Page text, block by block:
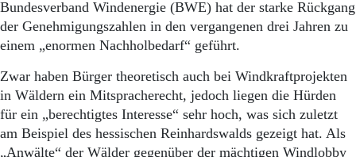
Wer wir sind
Aktuelle Ausgabe
Abonnenten-Login
Abo Prämien
Archiv
Mediadaten
Kontakt
Bundesverband Windenergie (BWE) hat der starke Rückgang
der Genehmigungszahlen in den vergangenen drei Jahren zu
einem „enormen Nachholbedarf“ geführt.
Zwar haben Bürger theoretisch auch bei Windkraftprojekten
in Wäldern ein Mitspracherecht, jedoch liegen die Hürden
für ein „berechtigtes Interesse“ sehr hoch, was sich zuletzt
am Beispiel des hessischen Reinhardswalds gezeigt hat. Als
„Anwälte“ der Wälder gegenüber der mächtigen Windlobby